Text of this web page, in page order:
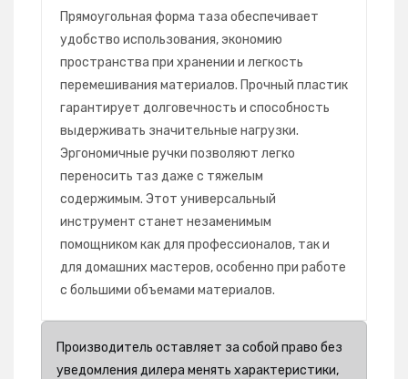
Прямоугольная форма таза обеспечивает
удобство использования, экономию
пространства при хранении и легкость
перемешивания материалов. Прочный пластик
гарантирует долговечность и способность
выдерживать значительные нагрузки.
Эргономичные ручки позволяют легко
переносить таз даже с тяжелым
содержимым. Этот универсальный
инструмент станет незаменимым
помощником как для профессионалов, так и
для домашних мастеров, особенно при работе
с большими объемами материалов.
Производитель оставляет за собой право без
уведомления дилера менять характеристики,